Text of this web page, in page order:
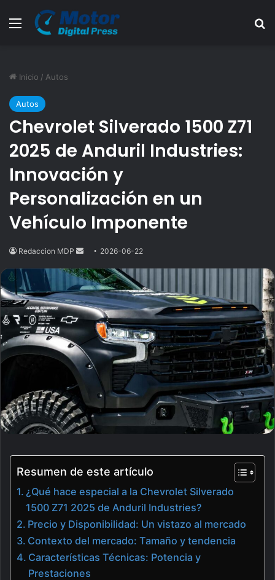
Menú
Inicio / Autos
Autos
Chevrolet Silverado 1500 Z71
2025 de Anduril Industries:
Innovación y
Personalización en un
Vehículo Imponente
Redaccion MDP
Send
email
2026-06-22
Resumen de este artículo
¿Qué hace especial a la Chevrolet Silverado
1500 Z71 2025 de Anduril Industries?
Precio y Disponibilidad: Un vistazo al mercado
Contexto del mercado: Tamaño y tendencia
Características Técnicas: Potencia y
Prestaciones